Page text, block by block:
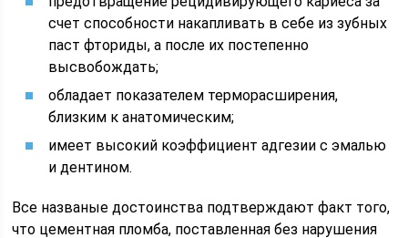
счет способности накапливать в себе из зубных
паст фториды, а после их постепенно
высвобождать;
обладает показателем терморасширения,
близким к анатомическим;
имеет высокий коэффициент адгезии с эмалью
и дентином.
Все названые достоинства подтверждают факт того,
что цементная пломба, поставленная без нарушения